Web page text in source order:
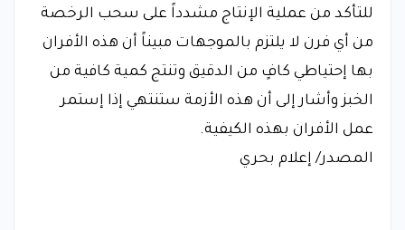
للتأكد من عملية الإنتاج مشدداً على سحب الرخصة
من أي فرن لا يلتزم بالموجهات مبيناً أن هذه الأفران
بها إحتياطي كافٍ من الدقيق وتنتج كمية كافية من
الخبز وأشار إلى أن هذه الأزمة ستنتهي إذا إستمر
عمل الأفران بهذه الكيفية.
المصدر/ إعلام بحري